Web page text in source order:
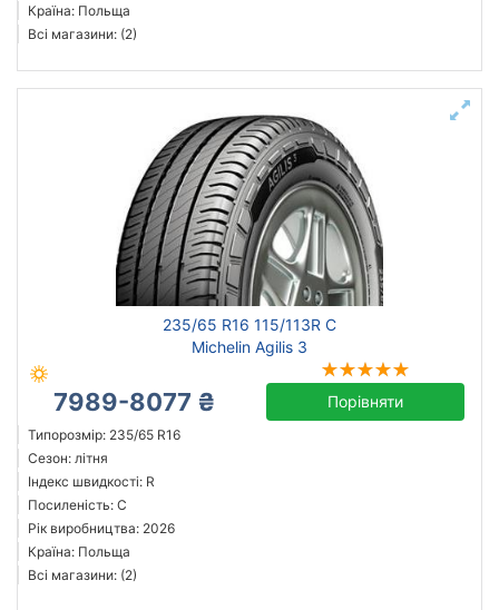
Країна: Польща
Всі магазини: (2)
235/65 R16 115/113R C
Michelin Agilis 3
7989-8077 ₴ Порівняти
Типорозмір: 235/65 R16
Сезон: літня
Індекс швидкості: R
Посиленість: C
Рік виробництва: 2026
Країна: Польща
Всі магазини: (2)